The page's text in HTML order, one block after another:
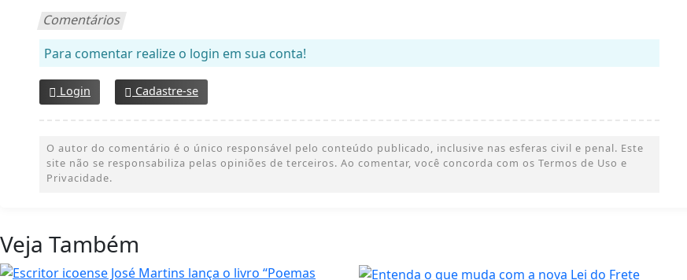
Comentários
Para comentar realize o login em sua conta!
Login Cadastre-se
O autor do comentário é o único responsável pelo conteúdo publicado, inclusive nas esferas civil e penal. Este
site não se responsabiliza pelas opiniões de terceiros. Ao comentar, você concorda com os Termos de Uso e
Privacidade.
Veja Também